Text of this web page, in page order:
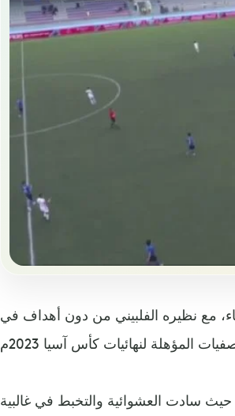
مع نظيره الفلبيني من دون أهداف في
سادت العشوائية والتخبط في غالبية